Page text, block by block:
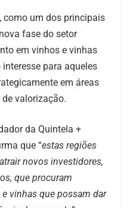
como um dos principais
fase do setor
em vinhos e vinhas
para aqueles
em áreas
valorização.
da Quintela +
que “estas regiões
novos investidores,
que procuram
vinhas que possam dar